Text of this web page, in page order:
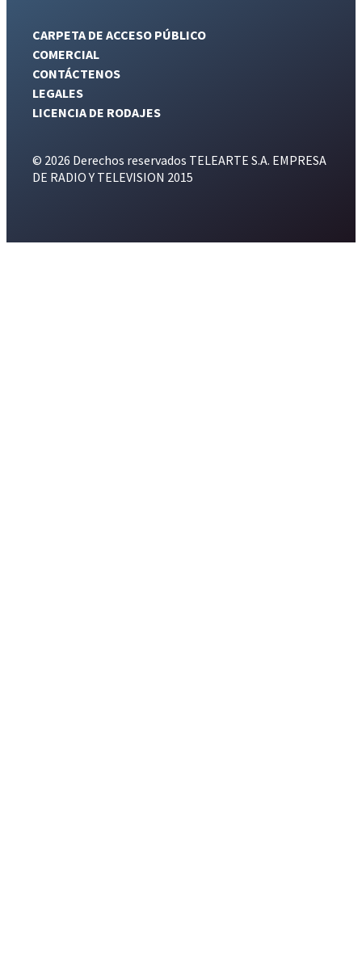
CARPETA DE ACCESO PÚBLICO
COMERCIAL
CONTÁCTENOS
LEGALES
LICENCIA DE RODAJES
© 2026 Derechos reservados TELEARTE S.A. EMPRESA
DE RADIO Y TELEVISION 2015